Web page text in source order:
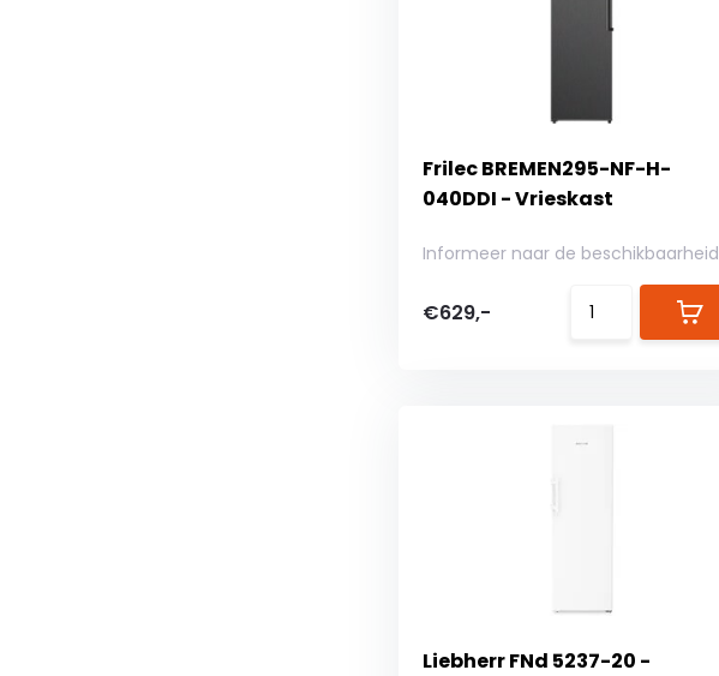
Frilec BREMEN295-NF-H-
040DDI - Vrieskast
Informeer naar de beschikbaarheid
€629,-
Liebherr FNd 5237-20 -